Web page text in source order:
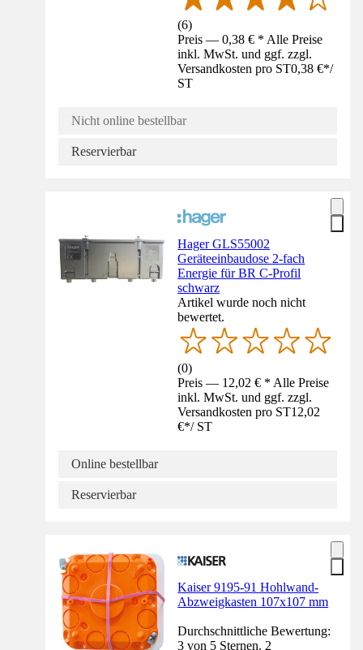
(6)
Preis — 0,38 € * Alle Preise
inkl. MwSt. und ggf. zzgl.
Versandkosten pro ST0,38 €*/
ST
Nicht online bestellbar
Reservierbar
Hager GLS55002
Geräteeinbaudose 2-fach
Energie für BR C-Profil
schwarz
Artikel wurde noch nicht
bewertet.
(0)
Preis — 12,02 € * Alle Preise
inkl. MwSt. und ggf. zzgl.
Versandkosten pro ST12,02
€*/ ST
Online bestellbar
Reservierbar
Kaiser 9195-91 Hohlwand-
Abzweigkasten 107x107 mm
Durchschnittliche Bewertung:
3 von 5 Sternen. 2